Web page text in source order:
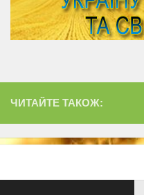
ЧИТАЙТЕ ТАКОЖ: